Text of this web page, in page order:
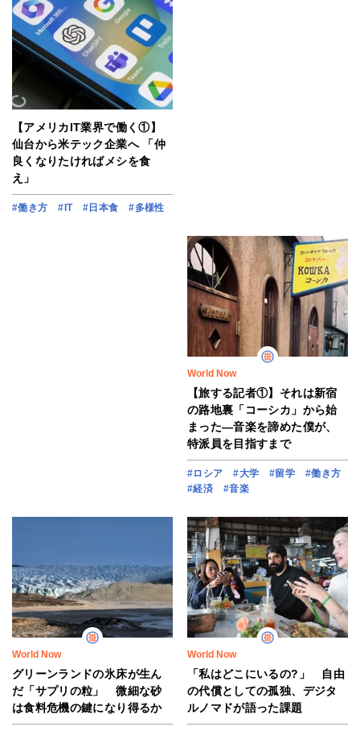
【アメリカIT業界で働く①】
仙台から米テック企業へ 「仲
良くなりたければメシを食
え」
#働き方 #IT #日本食 #多様性
World Now
【旅する記者①】それは新宿
の路地裏「コーシカ」から始
まった―音楽を諦めた僕が、
特派員を目指すまで
#ロシア #大学 #留学
#働き方
#経済
#音楽
World Now
グリーンランドの氷床が生ん
だ「サプリの粒」 微細な砂
は食料危機の鍵になり得るか
World Now
「私はどこにいるの?」 自由
の代償としての孤独、デジタ
ルノマドが語った課題